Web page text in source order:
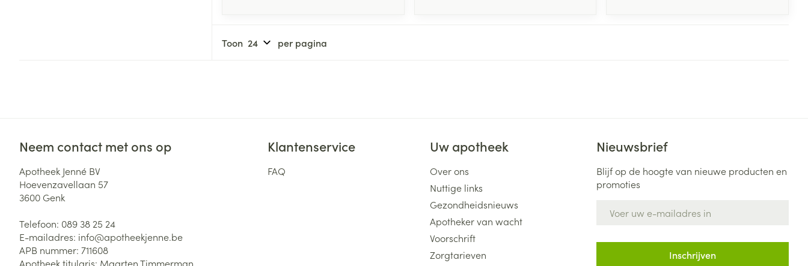
Toon per pagina
Neem contact met ons op
Apotheek Jenné BV
Hoevenzavellaan 57
3600 Genk
Telefoon: 089 38 25 24
E-mailadres: info@apotheekjenne.be
APB nummer: 711608
Apotheek titularis: Maarten Timmerman
Klantenservice
FAQ
Uw apotheek
Over ons
Nuttige links
Gezondheidsnieuws
Apotheker van wacht
Voorschrift
Zorgtarieven
Nieuwsbrief
Blijf op de hoogte van nieuwe producten en
promoties
Inschrijven